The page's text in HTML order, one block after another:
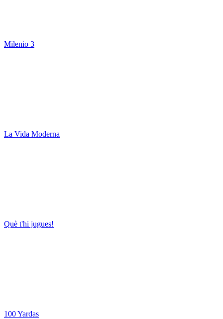
Milenio 3
La Vida Moderna
Què t'hi jugues!
100 Yardas